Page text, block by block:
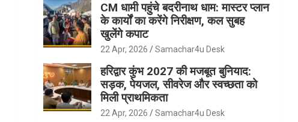
CM धामी पहुंचे बदरीनाथ धाम: मास्टर प्लान
के कार्यों का करेंगे निरीक्षण, कल सुबह
खुलेंगे कपाट
22 Apr, 2026 Samachar4u Desk
हरिद्वार कुंभ 2027 की मजबूत बुनियाद:
सड़क, पेयजल, सीवरेज और स्वच्छता को
मिली प्राथमिकता
22 Apr, 2026 Samachar4u Desk